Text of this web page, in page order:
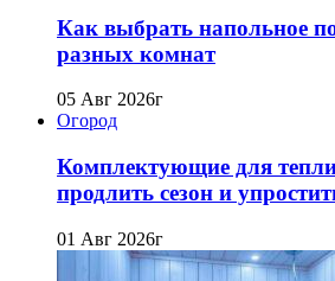
Как выбрать напольное
разных комнат
05 Авг 2026г
Огород
Комплектующие для
продлить сезон и
01 Авг 2026г